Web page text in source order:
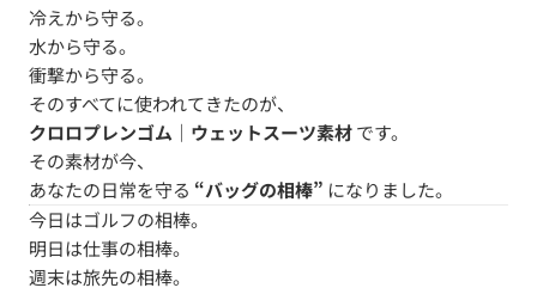
冷えから守る。
水から守る。
衝撃から守る。
そのすべてに使われてきたのが、
クロロプレンゴム｜ウェットスーツ素材です。
その素材が今、
あなたの日常を守る “バッグの相棒” になりました。
今日はゴルフの相棒。
明日は仕事の相棒。
週末は旅先の相棒。